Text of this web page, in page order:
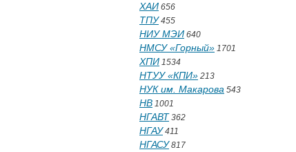
ХАИ 656
ТПУ455
НИУ МЭИ 640
НМСУ «Горный» 1701
ХПИ 1534
НТУУ «КПИ» 213
НУК им. Макарова 543
НВ 1001
НГАВТ 362
НГАУ411
НГАСУ817